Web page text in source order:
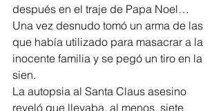
después en el traje de Papa Noel…
Una vez desnudo tomó un arma de las
que había utilizado para masacrar a la
inocente familia y se pegó un tiro en la
sien.
La autopsia al Santa Claus asesino
reveló que llevaba, al menos, siete